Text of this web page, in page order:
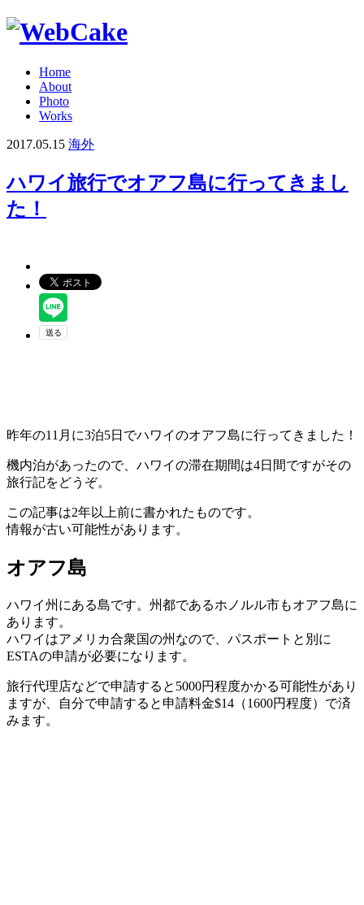
Home
About
Photo
Works
2017.05.15 海外
ハワイ旅行でオアフ島に行ってきまし
た！
昨年の11月に3泊5日でハワイのオアフ島に行ってきました！
機内泊があったので、ハワイの滞在期間は4日間ですがその
旅行記をどうぞ。
この記事は2年以上前に書かれたものです。
情報が古い可能性があります。
オアフ島
ハワイ州にある島です。州都であるホノルル市もオアフ島に
あります。
ハワイはアメリカ合衆国の州なので、パスポートと別に
ESTAの申請が必要になります。
旅行代理店などで申請すると5000円程度かかる可能性があり
ますが、自分で申請すると申請料金$14（1600円程度）で済
みます。